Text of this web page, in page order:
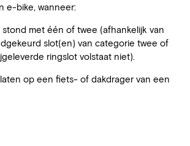
e-bike, wanneer:
met één of twee (afhankelijk van
slot(en) van categorie twee of
ringslot volstaat niet).
op een fiets- of dakdrager van een